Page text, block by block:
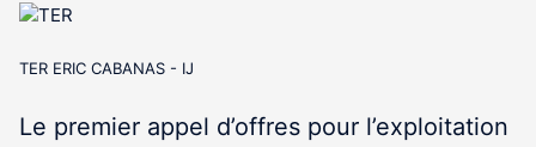
TER ERIC CABANAS - IJ
Le premier appel d’offres pour l’exploitation